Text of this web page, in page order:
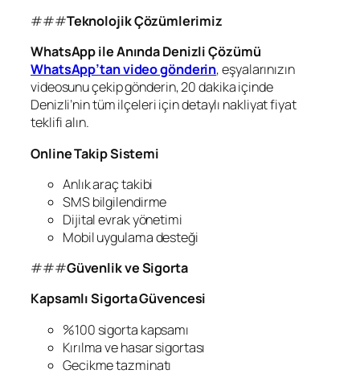
###Teknolojik Çözümlerimiz
WhatsApp ile Anında Denizli Çözümü
WhatsApp’tan video gönderin, eşyalarınızın
videosunu çekip gönderin, 20 dakika içinde
Denizli’nin tüm ilçeleri için detaylı nakliyat fiyat
teklifi alın.
Online Takip Sistemi
Anlık araç takibi
SMS bilgilendirme
Dijital evrak yönetimi
Mobil uygulama desteği
###Güvenlik ve Sigorta
Kapsamlı Sigorta Güvencesi
%100 sigorta kapsamı
Kırılma ve hasar sigortası
Gecikme tazminatı